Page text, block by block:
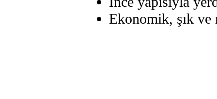
Ekonomik, şık